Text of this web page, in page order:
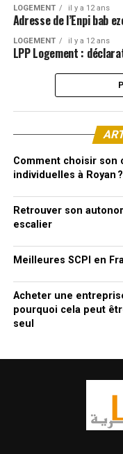
LOGEMENT il y a 12 ans
Adresse de l’Enpi bab
LOGEMENT il y a 12 ans
LPP Logement :
Comment choisir son
individuelles à Royan ?
Retrouver son
escalier
Meilleures SCPI en
Acheter une
pourquoi cela peut
seul